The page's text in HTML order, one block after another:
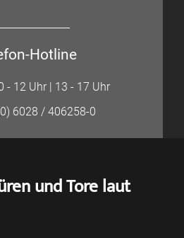
Hotline
- 12 Uhr | 13 - 17 Uhr
6028 / 406258-0
und Tore laut